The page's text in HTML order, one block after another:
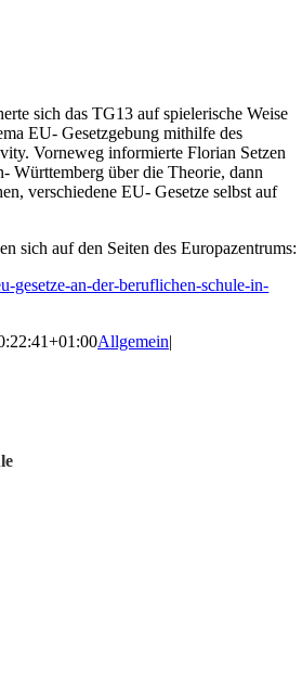
sich das TG13 auf spielerische Weise
EU- Gesetzgebung mithilfe des
Vorneweg informierte Florian Setzen
Württemberg über die Theorie, dann
verschiedene EU- Gesetze selbst auf
sich auf den Seiten des Europazentrums:
gesetze-an-der-beruflichen-schule-in-
Allgemein|